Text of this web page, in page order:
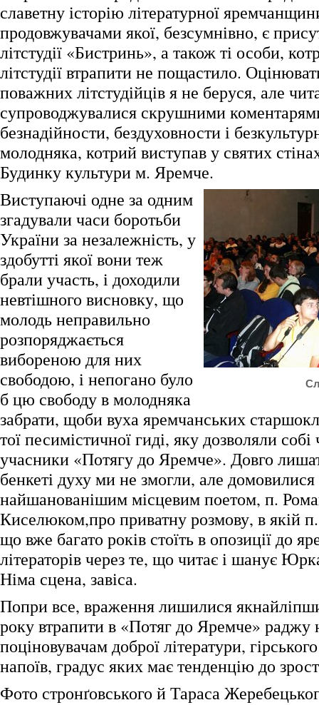
славетну історію літературної
продовжувачами якої, безсумнівно, є
літстудії «Бистринь», а також ті особи,
літстудії втрапити не пощастило.
поважних літстудійців я не беруся, але
супроводжувалися скрушними
безнадійности, бездуховности і
молодняка, котрий виступав у святих
Будинку культури м. Яремче.
Виступаючі одне за одним
згадували часи боротьби
України за незалежність, у
здобутті якої вони теж
брали участь, і доходили
невтішного висновку, що
молодь неправильно
розпоряджається
вибореною для них
свободою, і непогано було
б цю свободу в молодняка
забрати, щоби вуха яремчанських
тої песимістичної гиді, яку дозволяли
учасники «Потягу до Яремче». Довго
бенкеті духу ми не змогли, але домовилися
найшанованішим місцевим поетом, п.
Киселюком,про приватну розмову, в якій п.
що вже багато років стоїть в опозиції до
літераторів через те, що читає і шанує
Німа сцена, завіса.
Попри все, враження лишилися
року втрапити в «Потяг до Яремче» раджу
поціновувачам доброї літератури,
напоїв, градус яких має тенденцію до
Фото стронґовського й Тараса